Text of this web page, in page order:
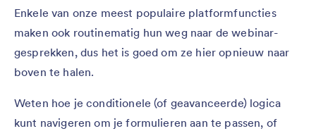
Enkele van onze meest populaire platformfuncties
maken ook routinematig hun weg naar de webinar-
gesprekken, dus het is goed om ze hier opnieuw naar
boven te halen.
Weten hoe je conditionele (of geavanceerde) logica
kunt navigeren om je formulieren aan te passen, of